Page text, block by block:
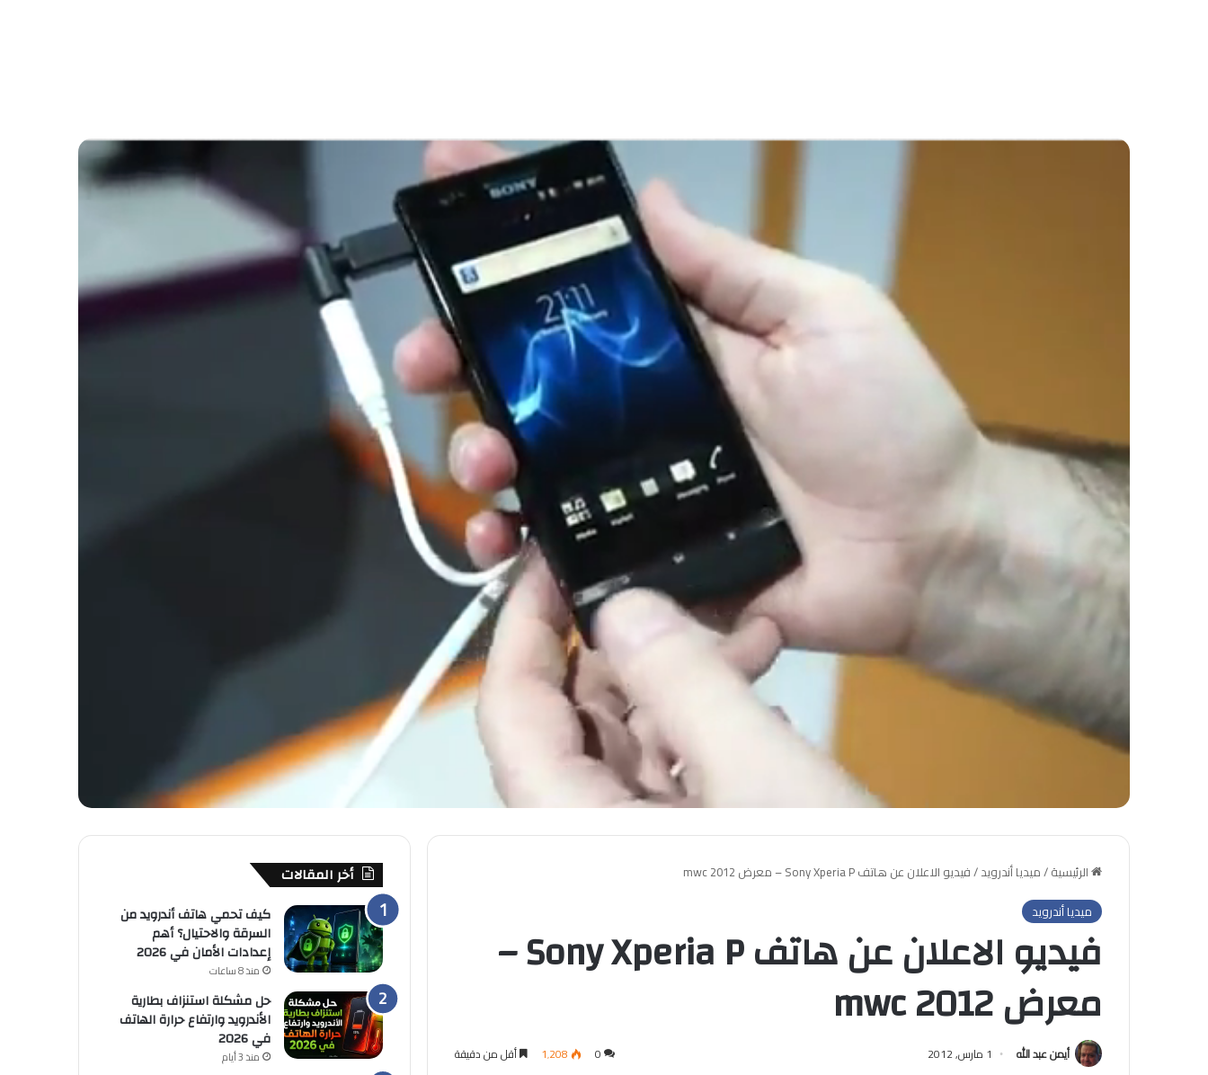
الرئيسية/ميديا أندرويد/فيديو الاعلان عن هاتف Sony Xperia P – معرض mwc 2012
ميديا أندرويد
فيديو الاعلان عن هاتف Sony Xperia P –
معرض mwc 2012
أيمن عبد الله 1 مارس, 2012 0 1٬208 أقل من دقيقة
أخر المقالات
كيف تحمي هاتف أندرويد من
السرقة والاحتيال؟ أهم
إعدادات الأمان في 2026
منذ 8 ساعات
حل مشكلة استنزاف بطارية
الأندرويد وارتفاع حرارة الهاتف
في 2026
منذ 3 أيام